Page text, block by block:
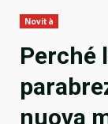
Novità
Perché
nuova